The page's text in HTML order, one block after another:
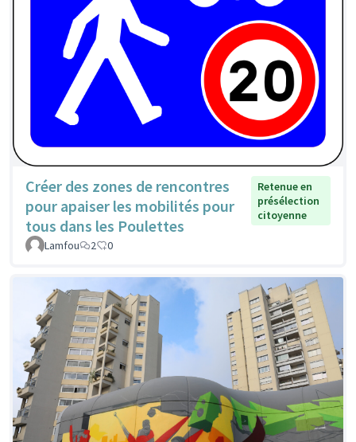
Créer des zones de rencontres
pour apaiser les mobilités pour
tous dans les Poulettes
Retenue en
présélection
citoyenne
Lamfou 2 0